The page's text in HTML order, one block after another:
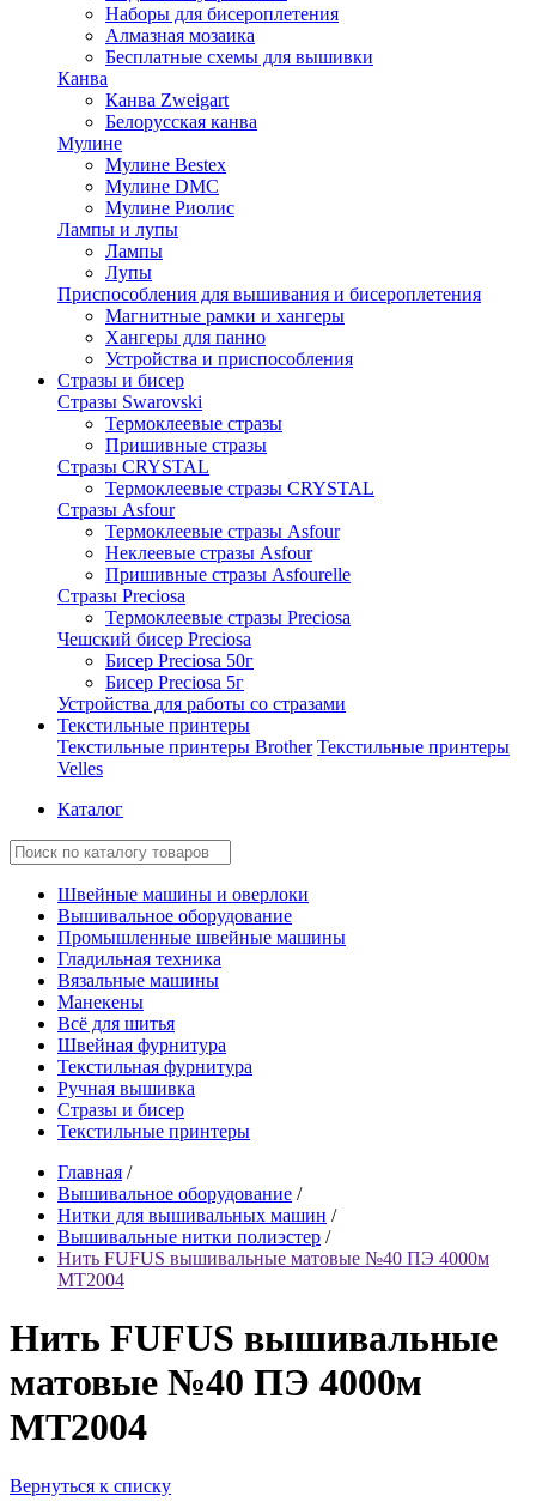
Наборы для бисероплетения
Алмазная мозаика
Бесплатные схемы для вышивки
Канва
Канва Zweigart
Белорусская канва
Мулине
Мулине Bestex
Мулине DMC
Мулине Риолис
Лампы и лупы
Лампы
Лупы
Приспособления для вышивания и бисероплетения
Магнитные рамки и хангеры
Хангеры для панно
Устройства и приспособления
Стразы и бисер
Стразы Swarovski
Термоклеевые стразы
Пришивные стразы
Стразы CRYSTAL
Термоклеевые стразы CRYSTAL
Стразы Asfour
Термоклеевые стразы Asfour
Неклеевые стразы Asfour
Пришивные стразы Asfourelle
Стразы Preciosa
Термоклеевые стразы Preciosa
Чешский бисер Preciosa
Бисер Preciosa 50г
Бисер Preciosa 5г
Устройства для работы со стразами
Текстильные принтеры
Текстильные принтеры Brother Текстильные принтеры
Velles
Каталог
Швейные машины и оверлоки
Вышивальное оборудование
Промышленные швейные машины
Гладильная техника
Вязальные машины
Манекены
Всё для шитья
Швейная фурнитура
Текстильная фурнитура
Ручная вышивка
Стразы и бисер
Текстильные принтеры
Главная /
Вышивальное оборудование /
Нитки для вышивальных машин /
Вышивальные нитки полиэстер /
Нить FUFUS вышивальные матовые №40 ПЭ 4000м
MT2004
Нить FUFUS вышивальные
матовые №40 ПЭ 4000м
MT2004
Вернуться к списку